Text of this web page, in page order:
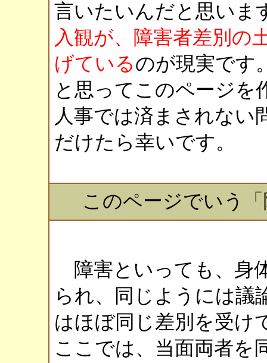
言いたいんだと思いま
入観が、障害者差別の
げているのが現実です
と思ってこのページを
人事では済まされない
だけたら幸いです。
このページでいう
障害といっても、身
られ、同じようには議
はほぼ同じ差別を受け
ここでは、当面両者を